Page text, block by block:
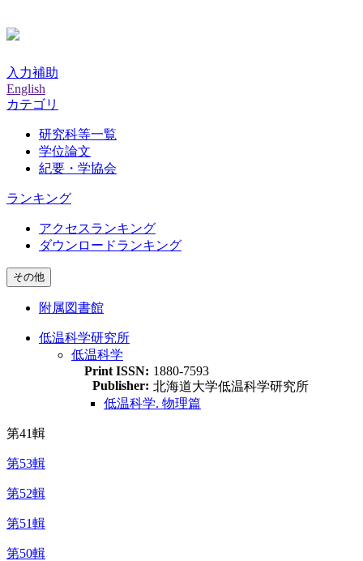
入力補助
English
カテゴリ
研究科等一覧
学位論文
紀要・学協会
ランキング
アクセスランキング
ダウンロードランキング
その他
附属図書館
低温科学研究所
低温科学
Print ISSN: 1880-7593
Publisher: 北海道大学低温科学研究所
低温科学. 物理篇
第41輯
第53輯
第52輯
第51輯
第50輯